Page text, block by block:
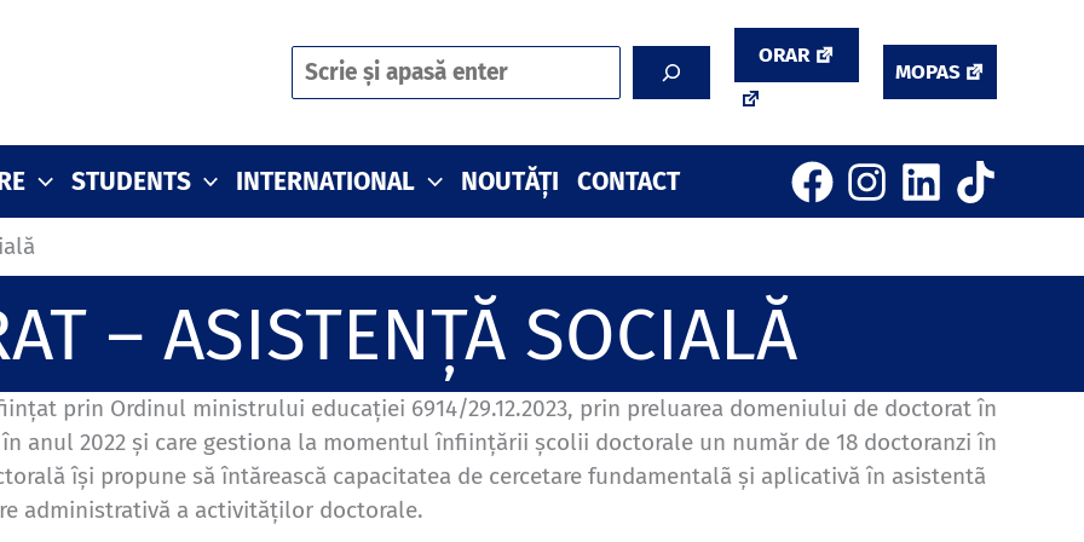
Search ORAR
MOPAS
STUDENTS INTERNATIONAL NOUTĂȚI CONTACT
– ASISTENȚĂ SOCIALĂ
prin Ordinul ministrului educației 6914/29.12.2023, prin preluarea domeniului de doctorat în
anul 2022 și care gestiona la momentul înființării școlii doctorale un număr de 18 doctoranzi în
își propune să întărească capacitatea de cercetare fundamentalã și aplicativă în asistentã
administrativă a activităților doctorale.